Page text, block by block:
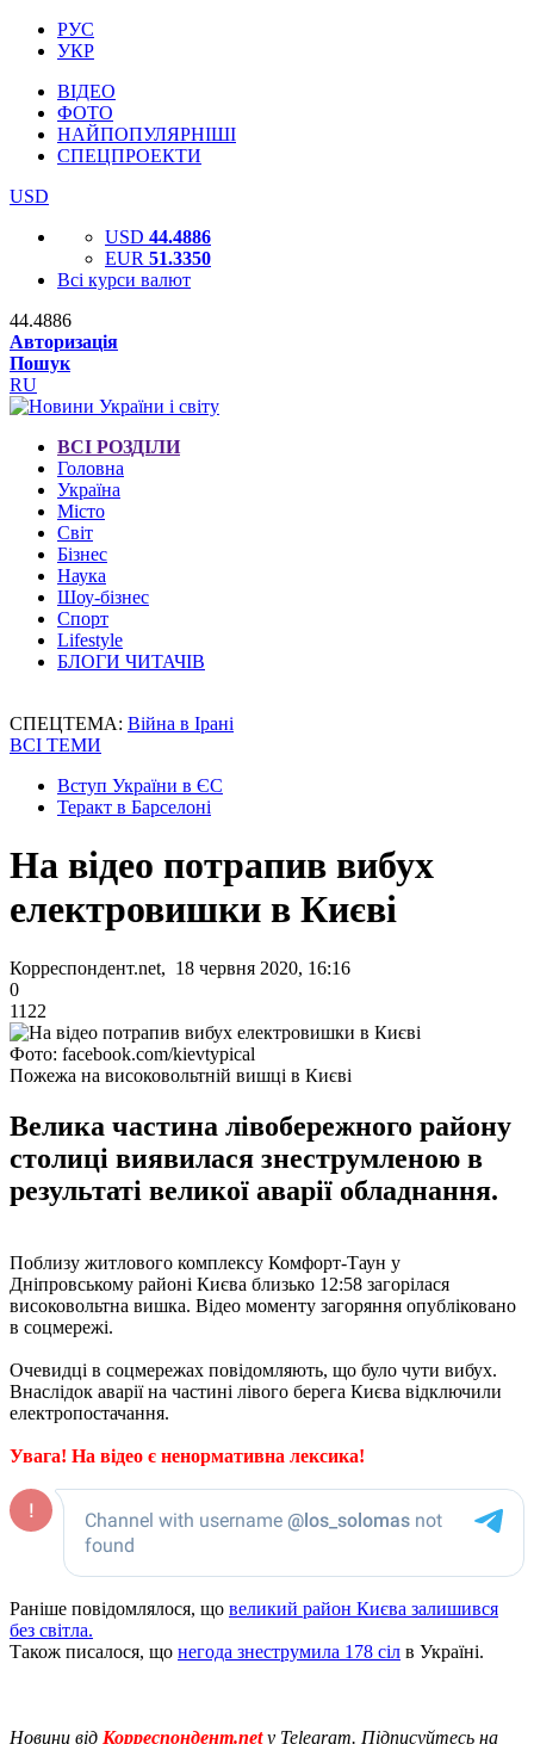
РУС
УКР
ВІДЕО
ФОТО
НАЙПОПУЛЯРНІШІ
СПЕЦПРОЕКТИ
USD
USD 44.4886
EUR 51.3350
Всі курси валют
44.4886
Авторизація
Пошук
RU
ВСІ РОЗДІЛИ
Головна
Україна
Місто
Світ
Бізнес
Наука
Шоу-бізнес
Спорт
Lifestyle
БЛОГИ ЧИТАЧІВ
СПЕЦТЕМА: Війна в Ірані
ВСІ ТЕМИ
Вступ України в ЄС
Теракт в Барселоні
На відео потрапив вибух
електровишки в Києві
Корреспондент.net, 18 червня 2020, 16:16
0
1122
Фото: facebook.com/kievtypical
Пожежа на високовольтній вишці в Києві
Велика частина лівобережного району
столиці виявилася знеструмленою в
результаті великої аварії обладнання.
Поблизу житлового комплексу Комфорт-Таун у
Дніпровському районі Києва близько 12:58 загорілася
високовольтна вишка. Відео моменту загоряння опубліковано
в соцмережі.
Очевидці в соцмережах повідомляють, що було чути вибух.
Внаслідок аварії на частині лівого берега Києва відключили
електропостачання.
Увага! На відео є ненормативна лексика!
Раніше повідомлялося, що великий район Києва залишився
без світла.
Також писалося, що негода знеструмила 178 сіл в Україні.
Новини від Корреспондент.net у Telegram. Підписуйтесь на